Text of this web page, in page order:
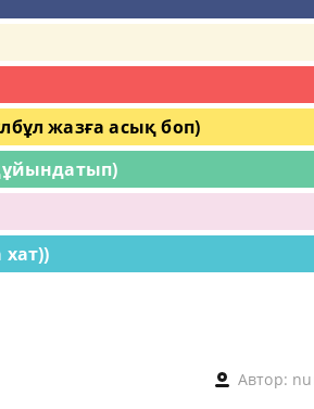
жазға асық боп)
Автор: